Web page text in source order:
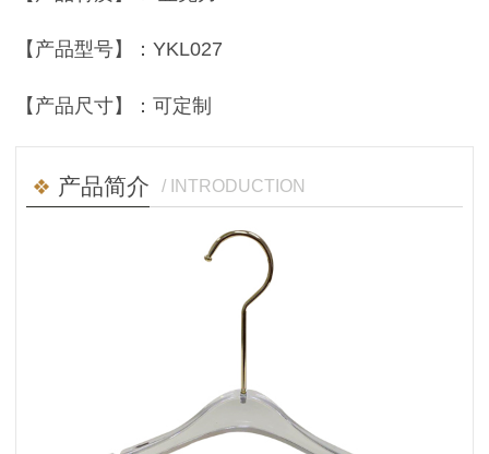
【产品型号】：YKL027
【产品尺寸】：可定制
产品简介 / INTRODUCTION